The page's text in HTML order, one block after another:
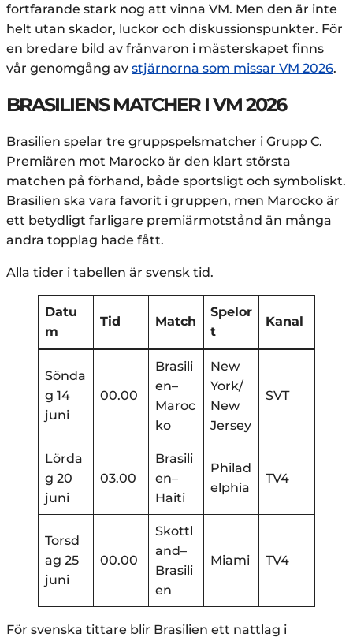
fortfarande stark nog att vinna VM. Men den är inte
helt utan skador, luckor och diskussionspunkter. För
en bredare bild av frånvaron i mästerskapet finns
vår genomgång av stjärnorna som missar VM 2026.
BRASILIENS MATCHER I VM 2026
Brasilien spelar tre gruppspelsmatcher i Grupp C.
Premiären mot Marocko är den klart största
matchen på förhand, både sportsligt och symboliskt.
Brasilien ska vara favorit i gruppen, men Marocko är
ett betydligt farligare premiärmotstånd än många
andra topplag hade fått.
Alla tider i tabellen är svensk tid.
Datu
m
Tid Match
Spelor
t
Kanal
Sönda
g 14
juni
00.00
Brasili
en–
Maroc
ko
New
York/
New
Jersey
SVT
Lörda
g 20
juni
03.00
Brasili
en–
Haiti
Philad
elphia
TV4
Torsd
ag 25
juni
00.00
Skottl
and–
Brasili
en
Miami TV4
För svenska tittare blir Brasilien ett nattlag i